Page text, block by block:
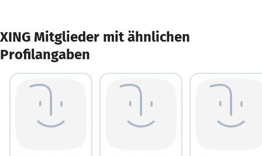
XING Mitglieder mit ähnlichen
Profilangaben